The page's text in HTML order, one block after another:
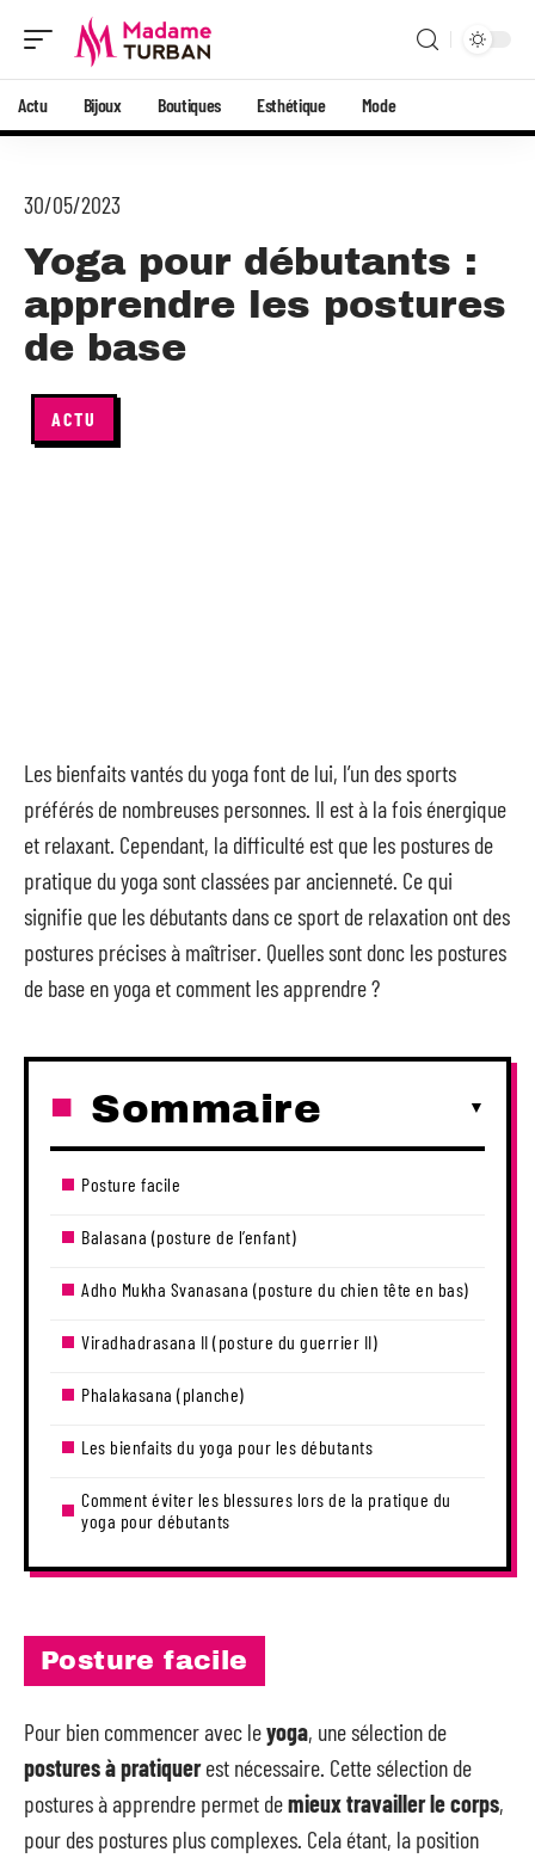
Actu Bijoux Boutiques Esthétique Mode
30/05/2023
Yoga pour débutants :
apprendre les postures
de base
ACTU
Les bienfaits vantés du yoga font de lui, l’un des sports
préférés de nombreuses personnes. Il est à la fois énergique
et relaxant. Cependant, la difficulté est que les postures de
pratique du yoga sont classées par ancienneté. Ce qui
signifie que les débutants dans ce sport de relaxation ont des
postures précises à maîtriser. Quelles sont donc les postures
de base en yoga et comment les apprendre ?
Sommaire
Posture facile
Balasana (posture de l’enfant)
Adho Mukha Svanasana (posture du chien tête en bas)
Viradhadrasana II (posture du guerrier II)
Phalakasana (planche)
Les bienfaits du yoga pour les débutants
Comment éviter les blessures lors de la pratique du
yoga pour débutants
Posture facile
Pour bien commencer avec leyoga, une sélection de
postures à pratiquerest nécessaire. Cette sélection de
postures à apprendre permet demieux travailler le corps,
pour des postures plus complexes. Cela étant, la position